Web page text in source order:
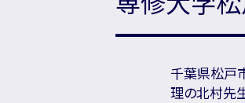
千葉県松戸
理の北村先